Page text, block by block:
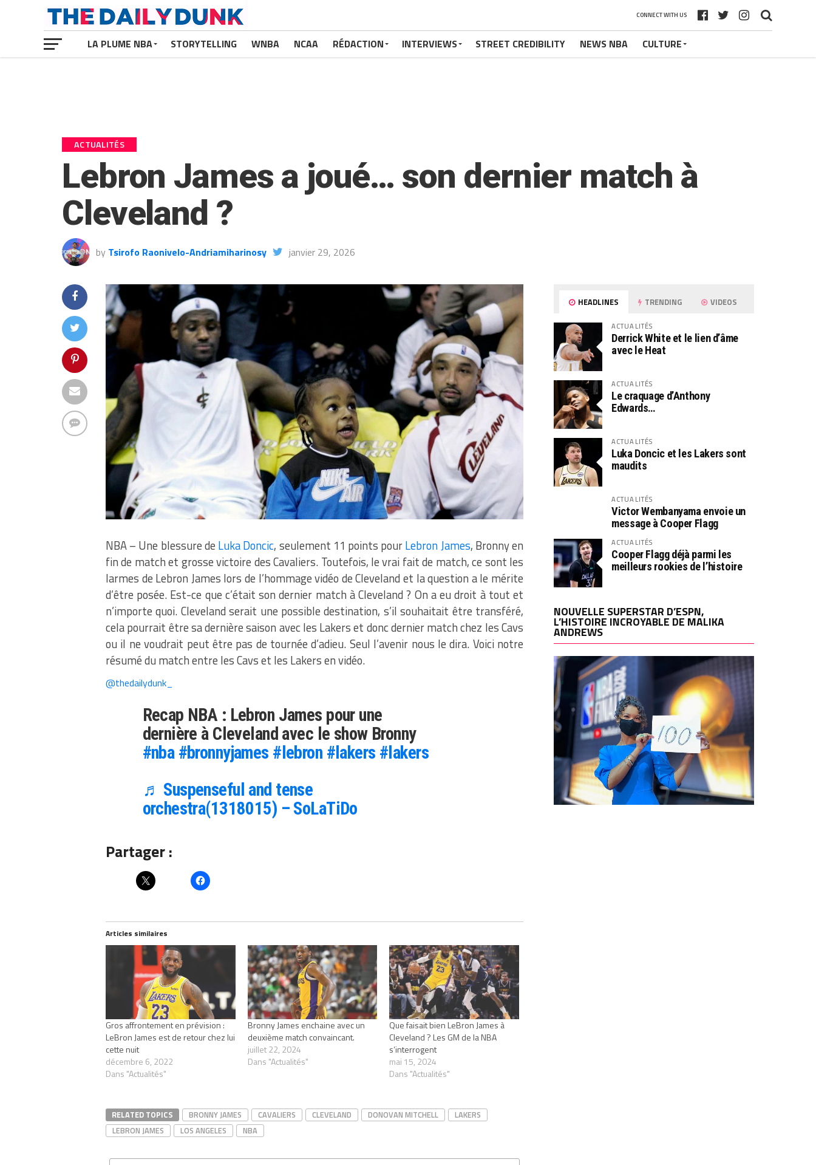
CONNECT WITH US
LA PLUME NBA STORYTELLING WNBA NCAA RÉDACTION INTERVIEWS STREET CREDIBILITY NEWS NBA CULTURE
ACTUALITÉS
Lebron James a joué… son dernier match à
Cleveland ?
by Tsirofo Raonivelo-Andriamiharinosy janvier 29, 2026
NBA – Une blessure de Luka Doncic, seulement 11 points pourLebron James, Bronny en
fin de match et grosse victoire des Cavaliers. Toutefois, le vrai fait de match, ce sont les
larmes de Lebron James lors de l’hommage vidéo de Cleveland et la question a le mérite
d’être posée. Est-ce que c’était son dernier match à Cleveland ? On a eu droit à tout et
n’importe quoi. Cleveland serait une possible destination, s’il souhaitait être transféré,
cela pourrait être sa dernière saison avec les Lakers et donc dernier match chez les Cavs
ou il ne voudrait peut être pas de tournée d’adieu. Seul l’avenir nous le dira. Voici notre
résumé du match entre les Cavs et les Lakers en vidéo.
@thedailydunk_
Recap NBA : Lebron James pour une
dernière à Cleveland avec le show Bronny
#nba #bronnyjames #lebron #lakers #lakers
♬ Suspenseful and tense
orchestra(1318015) – SoLaTiDo
Partager :
Articles similaires
Gros affrontement en prévision :
LeBron James est de retour chez lui
cette nuit
décembre 6, 2022
Dans "Actualités"
Bronny James enchaine avec un
deuxième match convaincant.
juillet 22, 2024
Dans "Actualités"
Que faisait bien LeBron James à
Cleveland ? Les GM de la NBA
s’interrogent
mai 15, 2024
Dans "Actualités"
RELATED TOPICS BRONNY JAMES CAVALIERS CLEVELAND DONOVAN MITCHELL
LAKERS
LEBRON JAMES
LOS ANGELES NBA
HEADLINES TRENDING VIDEOS
ACTUALITÉS
Derrick White et le lien d’âme
avec le Heat
ACTUALITÉS
Le craquage d’Anthony
Edwards…
ACTUALITÉS
Luka Doncic et les Lakers sont
maudits
ACTUALITÉS
Victor Wembanyama envoie un
message à Cooper Flagg
ACTUALITÉS
Cooper Flagg déjà parmi les
meilleurs rookies de l’histoire
NOUVELLE SUPERSTAR D’ESPN,
L’HISTOIRE INCROYABLE DE MALIKA
ANDREWS